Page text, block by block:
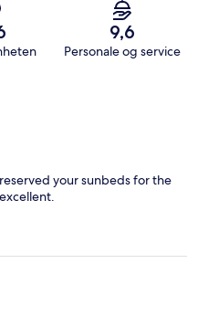
9,6
Personale og service
your sunbeds for the